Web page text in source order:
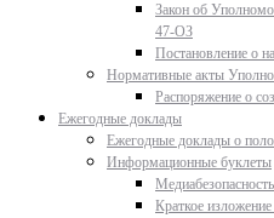
Закон об
47-ОЗ
Постановление о
Нормативные акты
Распоряжение о
Ежегодные доклады
Ежегодные доклады о
Информационные буклеты
Краткое